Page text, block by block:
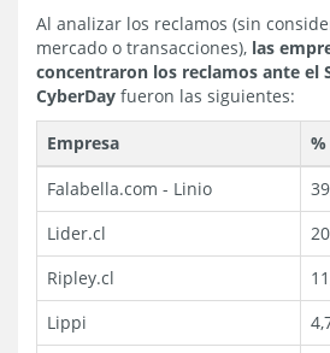
Al analizar los reclamos (sin
mercado o transacciones), las
concentraron los reclamos ante el
CyberDay fueron las siguientes:
Empresa
Falabella.com - Linio
Lider.cl
Ripley.cl
Lippi